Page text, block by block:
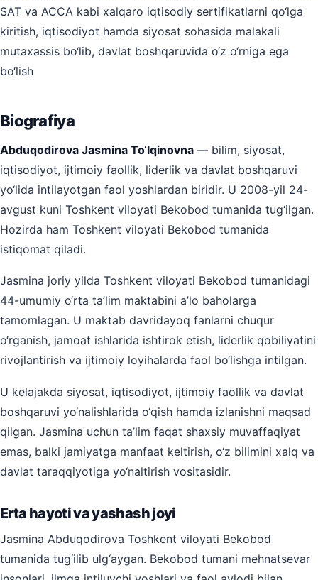
SAT va ACCA kabi xalqaro iqtisodiy sertifikatlarni qo‘lga
kiritish, iqtisodiyot hamda siyosat sohasida malakali
mutaxassis bo‘lib, davlat boshqaruvida o‘z o‘rniga ega
bo‘lish
Biografiya
Abduqodirova Jasmina To‘lqinovna — bilim, siyosat,
iqtisodiyot, ijtimoiy faollik, liderlik va davlat boshqaruvi
yo‘lida intilayotgan faol yoshlardan biridir. U 2008-yil 24-
avgust kuni Toshkent viloyati Bekobod tumanida tug‘ilgan.
Hozirda ham Toshkent viloyati Bekobod tumanida
istiqomat qiladi.
Jasmina joriy yilda Toshkent viloyati Bekobod tumanidagi
44-umumiy o‘rta ta’lim maktabini a’lo baholarga
tamomlagan. U maktab davridayoq fanlarni chuqur
o‘rganish, jamoat ishlarida ishtirok etish, liderlik qobiliyatini
rivojlantirish va ijtimoiy loyihalarda faol bo‘lishga intilgan.
U kelajakda siyosat, iqtisodiyot, ijtimoiy faollik va davlat
boshqaruvi yo‘nalishlarida o‘qish hamda izlanishni maqsad
qilgan. Jasmina uchun ta’lim faqat shaxsiy muvaffaqiyat
emas, balki jamiyatga manfaat keltirish, o‘z bilimini xalq va
davlat taraqqiyotiga yo‘naltirish vositasidir.
Erta hayoti va yashash joyi
Jasmina Abduqodirova Toshkent viloyati Bekobod
tumanida tug‘ilib ulg‘aygan. Bekobod tumani mehnatsevar